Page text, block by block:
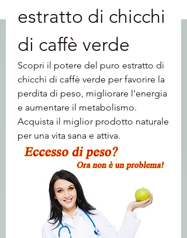
estratto di chicchi
di caffè verde
Scopri il potere del puro estratto di
chicchi di caffè verde per favorire la
perdita di peso, migliorare l'energia
e aumentare il metabolismo.
Acquista il miglior prodotto naturale
per una vita sana e attiva.